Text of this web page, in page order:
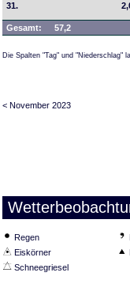
31.
Gesamt: 57,2
Die Spalten "Tag" und "Niederschlag"
< November 2023
Regen
Eiskörner
Schneegriesel